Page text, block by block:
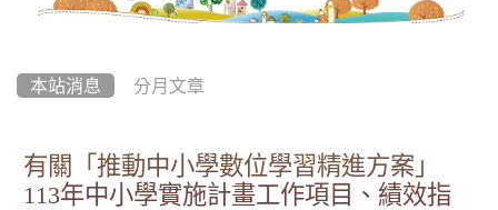
本站消息 分月文章
有關「推動中小學數位學習精進方案」
113年中小學實施計畫工作項目、績效指